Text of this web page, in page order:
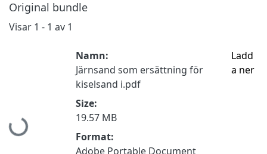
Original bundle
Visar 1 - 1 av 1
Hämtar...
Namn:
Järnsand som ersättning för
kiselsand i.pdf
Size:
19.57 MB
Format:
Adobe Portable Document
Ladd
a ner